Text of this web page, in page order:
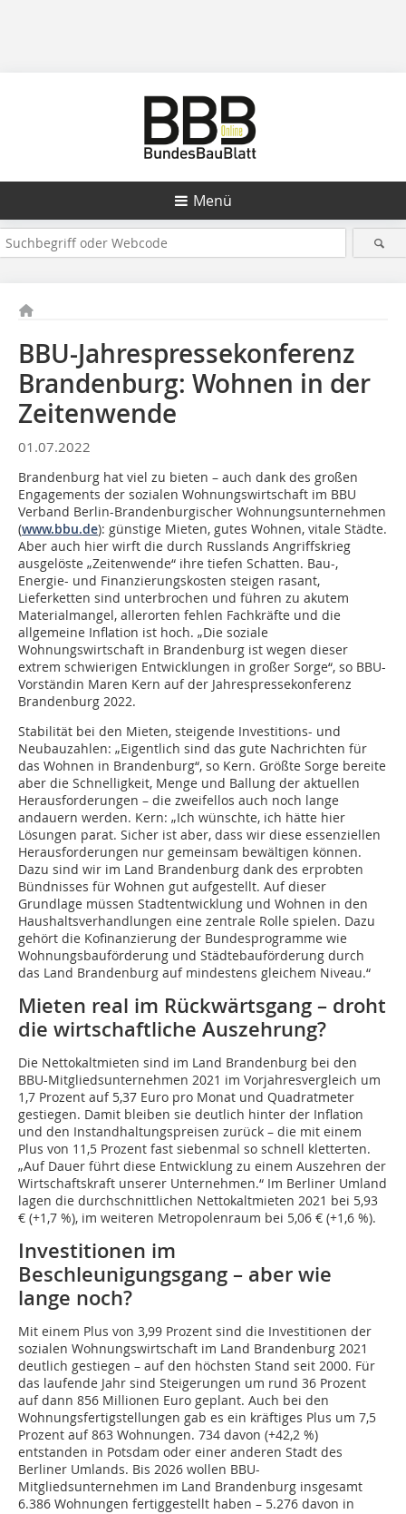
Menü
BBU-Jahrespressekonferenz
Brandenburg: Wohnen in der
Zeitenwende
01.07.2022
Brandenburg hat viel zu bieten – auch dank des großen
Engagements der sozialen Wohnungswirtschaft im BBU
Verband Berlin-Brandenburgischer Wohnungsunternehmen
(www.bbu.de): günstige Mieten, gutes Wohnen, vitale Städte.
Aber auch hier wirft die durch Russlands Angriffskrieg
ausgelöste „Zeitenwende“ ihre tiefen Schatten. Bau-,
Energie- und Finanzierungskosten steigen rasant,
Lieferketten sind unterbrochen und führen zu akutem
Materialmangel, allerorten fehlen Fachkräfte und die
allgemeine Inflation ist hoch. „Die soziale
Wohnungswirtschaft in Brandenburg ist wegen dieser
extrem schwierigen Entwicklungen in großer Sorge“, so BBU-
Vorständin Maren Kern auf der Jahrespressekonferenz
Brandenburg 2022.
Stabilität bei den Mieten, steigende Investitions- und
Neubauzahlen: „Eigentlich sind das gute Nachrichten für
das Wohnen in Brandenburg“, so Kern. Größte Sorge bereite
aber die Schnelligkeit, Menge und Ballung der aktuellen
Herausforderungen – die zweifellos auch noch lange
andauern werden. Kern: „Ich wünschte, ich hätte hier
Lösungen parat. Sicher ist aber, dass wir diese essenziellen
Herausforderungen nur gemeinsam bewältigen können.
Dazu sind wir im Land Brandenburg dank des erprobten
Bündnisses für Wohnen gut aufgestellt. Auf dieser
Grundlage müssen Stadtentwicklung und Wohnen in den
Haushaltsverhandlungen eine zentrale Rolle spielen. Dazu
gehört die Kofinanzierung der Bundesprogramme wie
Wohnungsbauförderung und Städtebauförderung durch
das Land Brandenburg auf mindestens gleichem Niveau.“
Mieten real im Rückwärtsgang – droht
die wirtschaftliche Auszehrung?
Die Nettokaltmieten sind im Land Brandenburg bei den
BBU-Mitgliedsunternehmen 2021 im Vorjahresvergleich um
1,7 Prozent auf 5,37 Euro pro Monat und Quadratmeter
gestiegen. Damit bleiben sie deutlich hinter der Inflation
und den Instandhaltungspreisen zurück – die mit einem
Plus von 11,5 Prozent fast siebenmal so schnell kletterten.
„Auf Dauer führt diese Entwicklung zu einem Auszehren der
Wirtschaftskraft unserer Unternehmen.“ Im Berliner Umland
lagen die durchschnittlichen Nettokaltmieten 2021 bei 5,93
€ (+1,7 %), im weiteren Metropolenraum bei 5,06 € (+1,6 %).
Investitionen im
Beschleunigungsgang – aber wie
lange noch?
Mit einem Plus von 3,99 Prozent sind die Investitionen der
sozialen Wohnungswirtschaft im Land Brandenburg 2021
deutlich gestiegen – auf den höchsten Stand seit 2000. Für
das laufende Jahr sind Steigerungen um rund 36 Prozent
auf dann 856 Millionen Euro geplant. Auch bei den
Wohnungsfertigstellungen gab es ein kräftiges Plus um 7,5
Prozent auf 863 Wohnungen. 734 davon (+42,2 %)
entstanden in Potsdam oder einer anderen Stadt des
Berliner Umlands. Bis 2026 wollen BBU-
Mitgliedsunternehmen im Land Brandenburg insgesamt
6.386 Wohnungen fertiggestellt haben – 5.276 davon in